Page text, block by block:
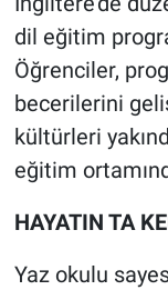
dil eğitim
Öğrenciler,
becerilerini
kültürleri
eğitim
HAYATIN TA
Yaz okulu